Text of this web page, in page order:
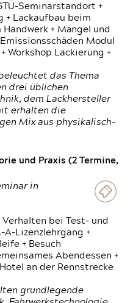
Seminarstandort +
+ Lackaufbau beim
+ Mängel und
Modul
Workshop Lackierung +
das Thema
drei üblichen
dem Lackhersteller
erhalten die
Mix aus physikalisch-
und Praxis (2 Termine,
in
Verhalten bei Test- und
A-Lizenzlehrgang +
+ Besuch
Abendessen +
an der Rennstrecke
grundlegende